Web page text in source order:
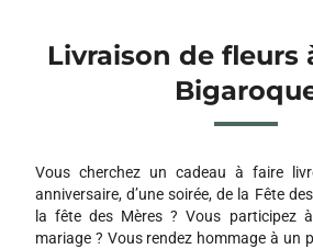
Livraison de fleurs
Vous cherchez un cadeau à faire
anniversaire, d’une soirée, de la Fête
la fête des Mères ? Vous participez
mariage ? Vous rendez hommage à un